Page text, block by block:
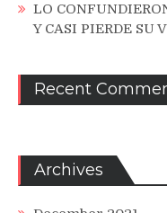
LO
Y CASI PIERDE SU
Recent
Archives